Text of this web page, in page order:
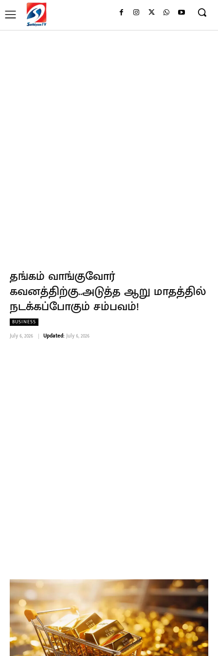
தங்கம் வாங்குவோர்
கவனத்திற்கு..அடுத்த ஆறு மாதத்தில்
நடக்கப்போகும் சம்பவம்!
BUSINESS
July 6, 2026 Updated: July 6, 2026